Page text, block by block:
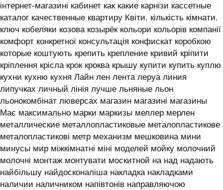
інтернет-магазині кабинет как какие карнізи кассетные
каталог качественные квартиру Квіти. кількість кімнати.
ключ кобеляки козова козырёк кольори кольорів компанії
комфорт конкретної консультація конфискат коробкою
которые коштують крепить крепление кривий кріпити
кріплення крісла крок кроква крышу купити купить куплю
кухни кухню кухня ‎Лайн лен лента леруа линия
липучках личный лінія лучше льняные льон
льонокомбінат люверсах магазин магазині магазины
Має максимально марки маркизы меллер мерлен
металлические металлопластиковые металопластикове
металопластикові метр механизм мешковина мини
минусы мир міжкімнатні міні моделей мойку молочний
молочні монтаж монтувати москитной на над надають
найбільшу найдосконаліша накладка накладками
наличии наличником напівтонів направляючою